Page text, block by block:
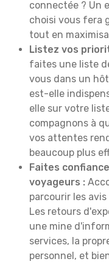
connectée ? Un
choisi vous fera
tout en
Listez vos
faites une liste
vous dans un
est-elle
elle sur votre
compagnons à
vos attentes
beaucoup plus
Faites
voyageurs :
parcourir les
Les retours
une mine
services, la
personnel, et